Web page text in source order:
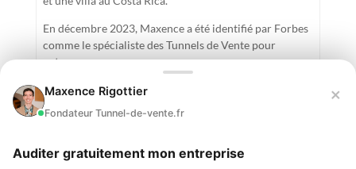
En décembre 2023, Maxence a été identifié par Forbes
comme le spécialiste des Tunnels de Vente pour
entrepreneurs.
Maxence Rigottier
Fondateur Tunnel-de-vente.fr
×
Auditer gratuitement mon entreprise